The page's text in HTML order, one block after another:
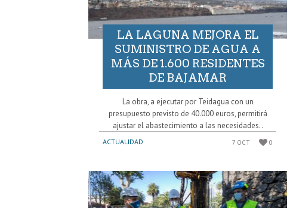
LA LAGUNA MEJORA EL
SUMINISTRO DE AGUA A
MÁS DE 1.600 RESIDENTES
DE BAJAMAR
La obra, a ejecutar por Teidagua con un
presupuesto previsto de 40.000 euros, permitirá
ajustar el abastecimiento a las necesidades..
ACTUALIDAD 7 OCT 0